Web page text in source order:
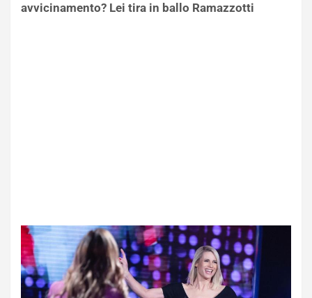
avvicinamento? Lei tira in ballo Ramazzotti